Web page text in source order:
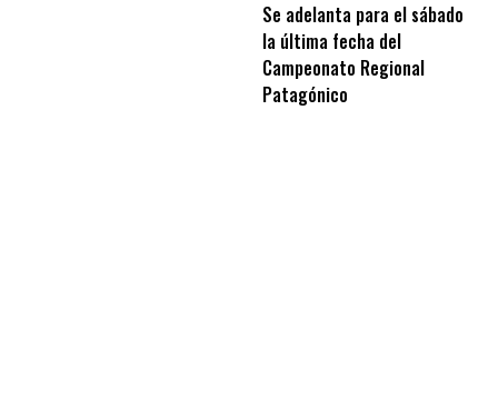
Se adelanta para el sábado
la última fecha del
Campeonato Regional
Patagónico